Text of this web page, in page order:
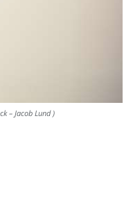
– Jacob Lund )